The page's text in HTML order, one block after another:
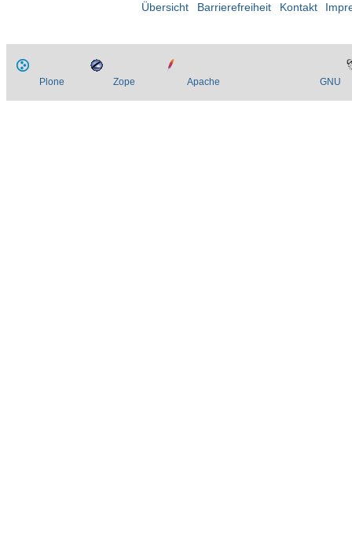
Übersicht Barrierefreiheit Kontakt
Plone Zope Apache GNU